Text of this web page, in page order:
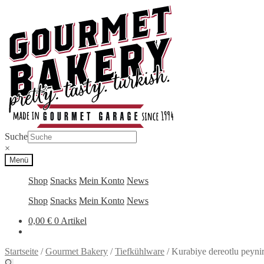
springen
springen
Suche
×
Menü
Shop Snacks Mein Konto News
Shop Snacks Mein Konto News
0,00 € 0 Artikel
Startseite /Gourmet Bakery /Tiefkühlware /Kurabiye dereotlu